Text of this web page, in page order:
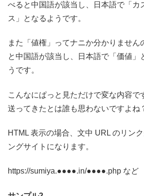
べると中国語が該当し、日本語で「カ
ス」となるようです。
また「値権」ってナニか分かりません
と中国語が該当し、日本語で「価値」
うです。
こんなにぱっと見ただけで変な内容で
送ってきたとは誰も思わないですよね
HTML 表示の場合、文中 URL のリン
ングサイトになります。
https://sumiya.●●●●.in/●●●●.php など